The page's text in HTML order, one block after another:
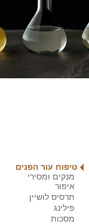
טיפוח עור הפנים
מנקים ומסירי
איפור
תרסיס לושיין
פילינג
מסכות